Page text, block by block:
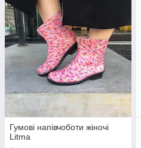
Гумові напівчоботи жіночі
Litma